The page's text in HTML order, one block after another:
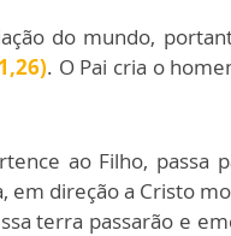
do mundo,
. O Pai cria o
ao Filho, passa
direção a Cristo
terra passarão e